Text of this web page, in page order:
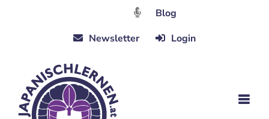
Blog
Newsletter
Login